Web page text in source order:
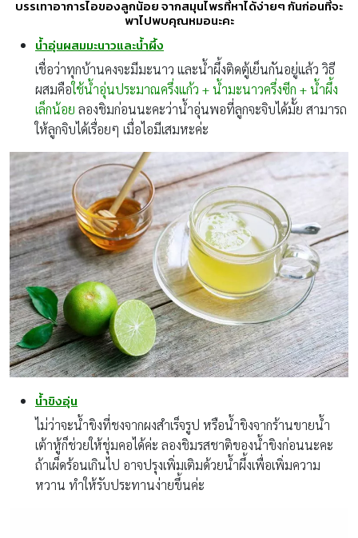
บรรเทาอาการไอของลูกน้อย จากสมุนไพรที่หาได้ง่ายๆ กันก่อนที่จะ
พาไปพบคุณหมอนะคะ
น้ำอุ่นผสมมะนาวและน้ำผึ้ง
เชื่อว่าทุกบ้านคงจะมีมะนาว และน้ำผึ้งติดตู้เย็นกันอยู่แล้ว วิธี
ผสมคือใช้น้ำอุ่นประมาณครึ่งแก้ว + น้ำมะนาวครึ่งซีก + น้ำผึ้ง
เล็กน้อย ลองชิมก่อนนะคะว่าน้ำอุ่นพอที่ลูกจะจิบได้มั้ย สามารถ
ให้ลูกจิบได้เรื่อยๆ เมื่อไอมีเสมหะค่ะ
น้ำขิงอุ่น
ไม่ว่าจะน้ำขิงที่ชงจากผงสำเร็จรูป หรือน้ำขิงจากร้านขายน้ำ
เต้าหู้ก็ช่วยให้ชุ่มคอได้ค่ะ ลองชิมรสชาติของน้ำขิงก่อนนะคะ
ถ้าเผ็ดร้อนเกินไป อาจปรุงเพิ่มเติมด้วยน้ำผึ้งเพื่อเพิ่มความ
หวาน ทำให้รับประทานง่ายขึ้นค่ะ